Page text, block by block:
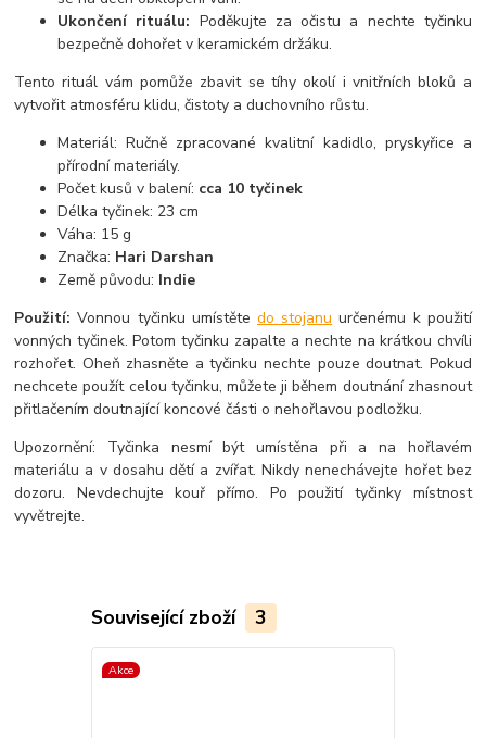
Ukončení rituálu: Poděkujte za očistu a nechte tyčinku
bezpečně dohořet v keramickém držáku.
Tento rituál vám pomůže zbavit se tíhy okolí i vnitřních bloků a
vytvořit atmosféru klidu, čistoty a duchovního růstu.
Materiál: Ručně zpracované kvalitní kadidlo, pryskyřice a
přírodní materiály.
Počet kusů v balení: cca 10 tyčinek
Délka tyčinek: 23 cm
Váha: 15 g
Značka: Hari Darshan
Země původu: Indie
Použití:Vonnou tyčinku umístěte do stojanu určenému k použití
vonných tyčinek. Potom tyčinku zapalte a nechte na krátkou chvíli
rozhořet. Oheň zhasněte a tyčinku nechte pouze doutnat. Pokud
nechcete použít celou tyčinku, můžete ji během doutnání zhasnout
přitlačením doutnající koncové části o nehořlavou podložku.
Upozornění: Tyčinka nesmí být umístěna při a na hořlavém
materiálu a v dosahu dětí a zvířat. Nikdy nenechávejte hořet bez
dozoru. Nevdechujte kouř přímo. Po použití tyčinky místnost
vyvětrejte.
Související zboží 3
Akce